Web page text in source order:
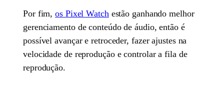
Por fim,os Pixel Watch estão ganhando melhor
gerenciamento de conteúdo de áudio, então é
possível avançar e retroceder, fazer ajustes na
velocidade de reprodução e controlar a fila de
reprodução.